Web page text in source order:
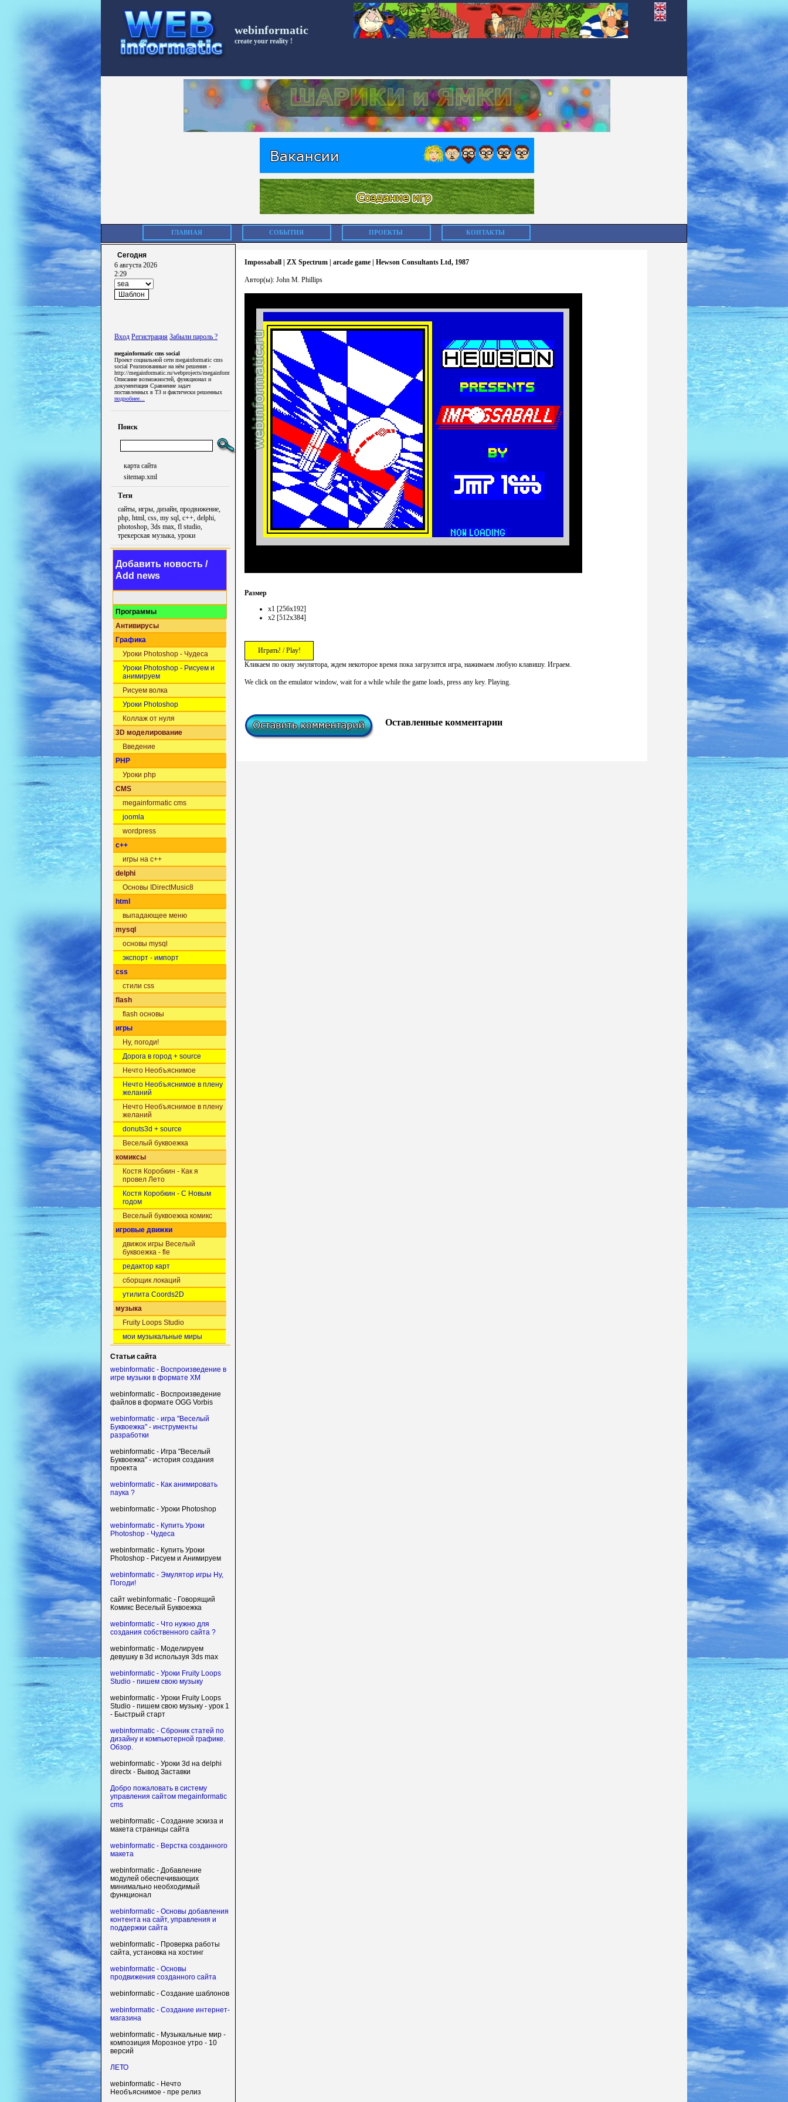
webinformatic
create your reality !
ГЛАВНАЯ СОБЫТИЯ ПРОЕКТЫ КОНТАКТЫ
Сегодня
6 августа 2026
2:29
Вход Регистрация Забыли пароль ?
megainformatic cms social
Проект социальной сети megainformatic cms
social Реализованные на нём решения -
http://megainformatic.ru/webprojects/megainformatic_cms_social/
Описание возможностей, функционал и
документация Сравнение задач
поставленных в ТЗ и фактически решенных
подробнее...
Поиск
карта сайта
sitemap.xml
Теги
сайты, игры, дизайн, продвижение,
php, html, css, my sql, c++, delphi,
photoshop, 3ds max, fl studio,
трекерская музыка, уроки
Добавить новость /
Add news
Программы
Антивирусы
Графика
Уроки Photoshop - Чудеса
Уроки Photoshop - Рисуем и
анимируем
Рисуем волка
Уроки Photoshop
Коллаж от нуля
3D моделирование
Введение
PHP
Уроки php
CMS
megainformatic cms
joomla
wordpress
c++
игры на c++
delphi
Основы IDirectMusic8
html
выпадающее меню
mysql
основы mysql
экспорт - импорт
css
стили css
flash
flash основы
игры
Ну, погоди!
Дорога в город + source
Нечто Необъяснимое
Нечто Необъяснимое в плену
желаний
Нечто Необъяснимое в плену
желаний
donuts3d + source
Веселый буквоежка
комиксы
Костя Коробкин - Как я
провел Лето
Костя Коробкин - С Новым
годом
Веселый буквоежка комикс
игровые движки
движок игры Веселый
буквоежка - fle
редактор карт
сборщик локаций
утилита Coords2D
музыка
Fruity Loops Studio
мои музыкальные миры
Статьи сайта
webinformatic - Воспроизведение в
игре музыки в формате XM
webinformatic - Воспроизведение
файлов в формате OGG Vorbis
webinformatic - игра "Веселый
Буквоежка" - инструменты
разработки
webinformatic - Игра "Веселый
Буквоежка" - история создания
проекта
webinformatic - Как анимировать
паука ?
webinformatic - Уроки Photoshop
webinformatic - Купить Уроки
Photoshop - Чудеса
webinformatic - Купить Уроки
Photoshop - Рисуем и Анимируем
webinformatic - Эмулятор игры Ну,
Погоди!
сайт webinformatic - Говорящий
Комикс Веселый Буквоежка
webinformatic - Что нужно для
создания собственного сайта ?
webinformatic - Моделируем
девушку в 3d используя 3ds max
webinformatic - Уроки Fruity Loops
Studio - пишем свою музыку
webinformatic - Уроки Fruity Loops
Studio - пишем свою музыку - урок 1
- Быстрый старт
webinformatic - Сброник статей по
дизайну и компьютерной графике.
Обзор.
webinformatic - Уроки 3d на delphi
directx - Вывод Заставки
Добро пожаловать в систему
управления сайтом megainformatic
cms
webinformatic - Создание эскиза и
макета страницы сайта
webinformatic - Верстка созданного
макета
webinformatic - Добавление
модулей обеспечивающих
минимально необходимый
функционал
webinformatic - Основы добавления
контента на сайт, управления и
поддержки сайта
webinformatic - Проверка работы
сайта, установка на хостинг
webinformatic - Основы
продвижения созданного сайта
webinformatic - Создание шаблонов
webinformatic - Создание интернет-
магазина
webinformatic - Музыкальные мир -
композиция Морозное утро - 10
версий
ЛЕТО
webinformatic - Нечто
Необъяснимое - пре релиз
Impossaball | ZX Spectrum | arcade game | Hewson Consultants Ltd, 1987
Автор(ы): John M. Phillips
Размер
x1 [256x192]
x2 [512x384]
Играть! / Play!
Кликаем по окну эмулятора, ждем некоторое время пока загрузится игра, нажимаем любую клавишу. Играем.
We click on the emulator window, wait for a while while the game loads, press any key. Playing.
Оставленные комментарии